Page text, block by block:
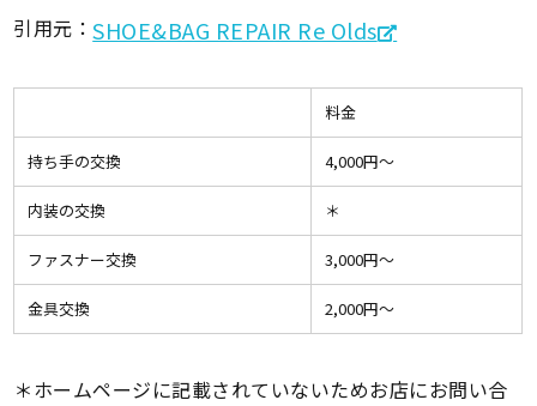
引用元： SHOE&BAG REPAIR Re Olds
料金
持ち手の交換 4,000円〜
内装の交換 ＊
ファスナー交換 3,000円〜
金具交換 2,000円〜
＊ホームページに記載されていないためお店にお問い合